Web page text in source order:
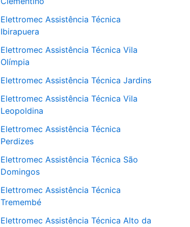
Elettromec Assistência Técnica
Ibirapuera
Elettromec Assistência Técnica Vila
Olímpia
Elettromec Assistência Técnica Jardins
Elettromec Assistência Técnica Vila
Leopoldina
Elettromec Assistência Técnica
Perdizes
Elettromec Assistência Técnica São
Domingos
Elettromec Assistência Técnica
Tremembé
Elettromec Assistência Técnica Alto da